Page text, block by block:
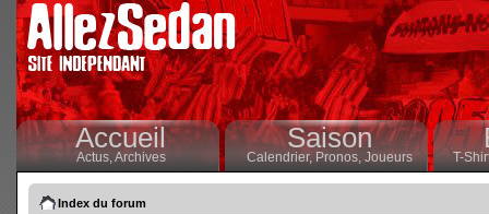
Accueil
Actus,Archives
Saison
Calendrier,Pronos, Joueurs T-
Index du forum